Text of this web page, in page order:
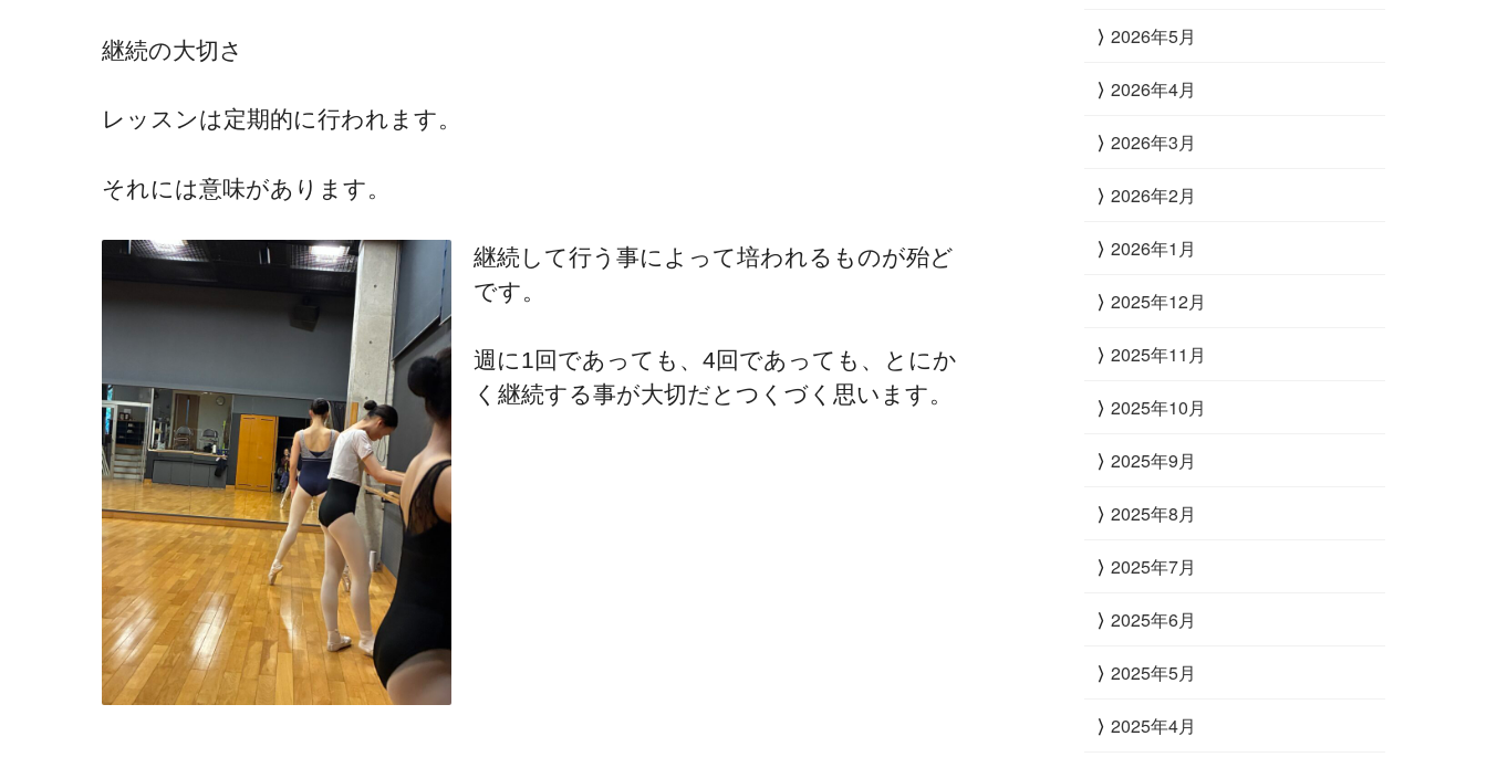
継続の大切さ
レッスンは定期的に行われます。
それには意味があります。
継続して行う事によって培われるものが殆ど
です。
週に1回であっても、4回であっても、とにか
く継続する事が大切だとつくづく思います。
2026年5月
2026年4月
2026年3月
2026年2月
2026年1月
2025年12月
2025年11月
2025年10月
2025年9月
2025年8月
2025年7月
2025年6月
2025年5月
2025年4月